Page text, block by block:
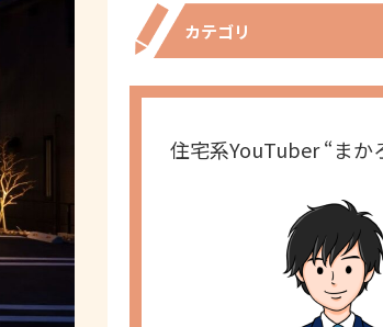
カテゴリ
住宅系YouTuber “まか